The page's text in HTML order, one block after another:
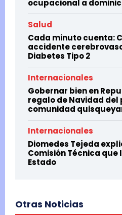
ocupacional a
Salud
Cada minuto cuenta:
accidente
Diabetes Tipo 2
Internacionales
Gobernar bien en
regalo de Navidad del
comunidad
Internacionales
Diomedes Tejeda
Comisión Técnica
Estado
Otras Noticias